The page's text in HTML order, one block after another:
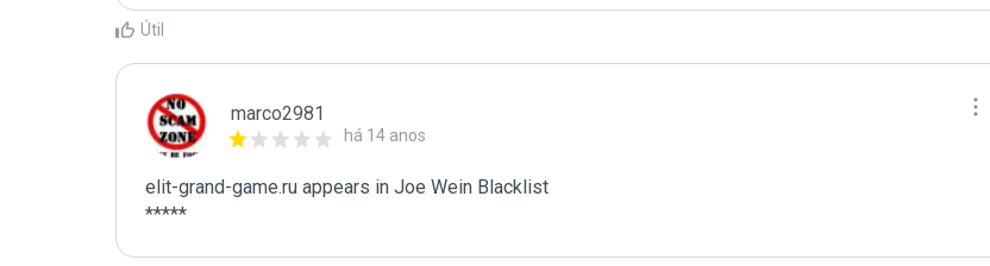
Útil
marco2981
há 14 anos
elit-grand-game.ru appears in Joe Wein Blacklist
*****